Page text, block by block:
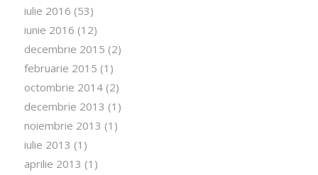
iulie 2016 (53)
iunie 2016 (12)
decembrie 2015 (2)
februarie 2015 (1)
octombrie 2014(2)
decembrie 2013 (1)
noiembrie 2013 (1)
iulie 2013 (1)
aprilie 2013 (1)